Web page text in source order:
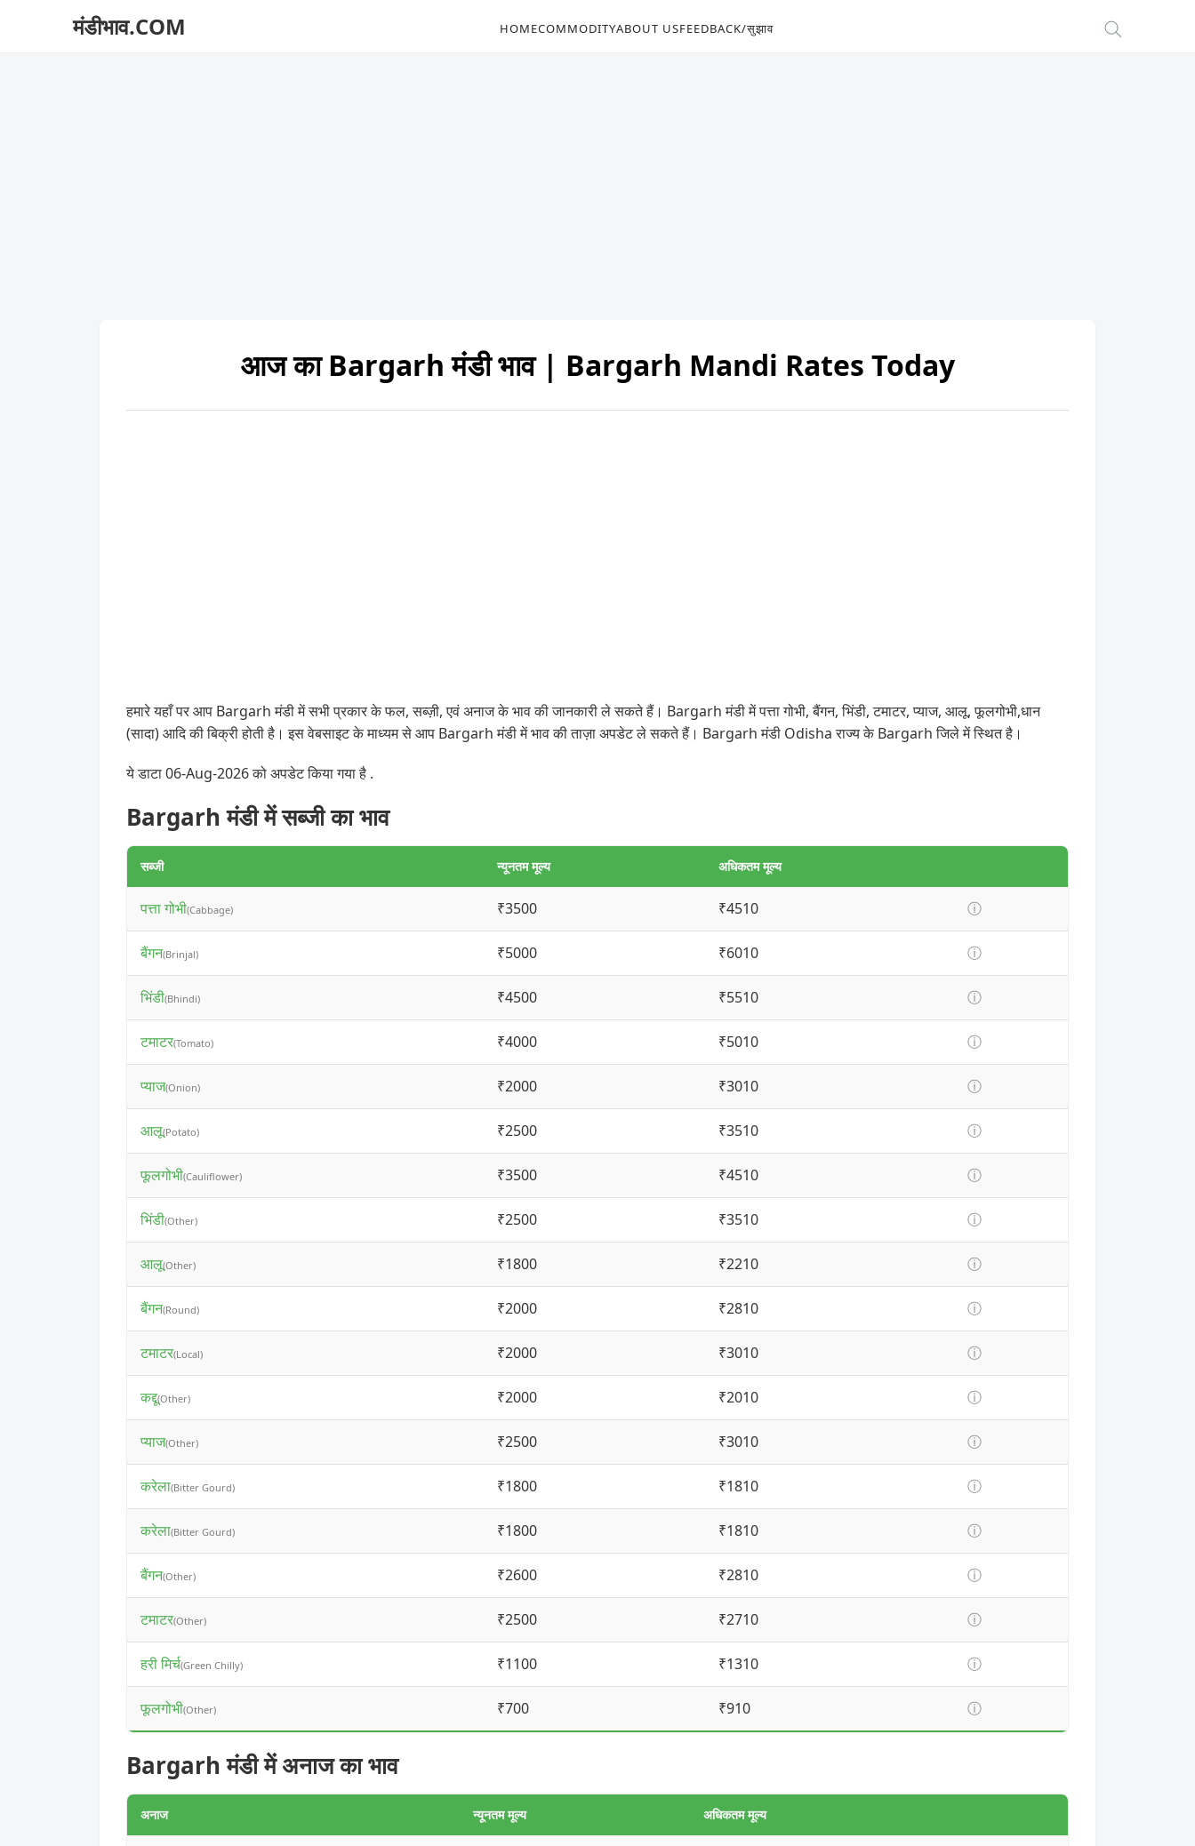
मंडीभाव.COM HOMECOMMODITYABOUT USFEEDBACK/सुझाव
आज का Bargarh मंडी भाव | Bargarh Mandi Rates Today
हमारे यहाँ पर आप Bargarh मंडी में सभी प्रकार के फल, सब्ज़ी, एवं अनाज के भाव की जानकारी ले सकते हैं। Bargarh मंडी में पत्ता गोभी, बैंगन, भिंडी, टमाटर, प्याज, आलू, फूलगोभी,धान
(सादा) आदि की बिक्री होती है। इस वेबसाइट के माध्यम से आप Bargarh मंडी में भाव की ताज़ा अपडेट ले सकते हैं। Bargarh मंडी Odisha राज्य के Bargarh जिले में स्थित है।
ये डाटा 06-Aug-2026 को अपडेट किया गया है .
Bargarh मंडी में सब्जी का भाव
सब्जी न्यूनतम मूल्य अधिकतम मूल्य
पत्ता गोभी(Cabbage) ₹3500 ₹4510 ⓘ
बैंगन(Brinjal) ₹5000 ₹6010 ⓘ
भिंडी(Bhindi) ₹4500 ₹5510 ⓘ
टमाटर(Tomato) ₹4000 ₹5010 ⓘ
प्याज(Onion) ₹2000 ₹3010 ⓘ
आलू(Potato) ₹2500 ₹3510 ⓘ
फूलगोभी(Cauliflower) ₹3500 ₹4510 ⓘ
भिंडी(Other) ₹2500 ₹3510 ⓘ
आलू(Other) ₹1800 ₹2210 ⓘ
बैंगन(Round) ₹2000 ₹2810 ⓘ
टमाटर(Local) ₹2000 ₹3010 ⓘ
कद्दू(Other) ₹2000 ₹2010 ⓘ
प्याज(Other) ₹2500 ₹3010 ⓘ
करेला(Bitter Gourd) ₹1800 ₹1810 ⓘ
करेला(Bitter Gourd) ₹1800 ₹1810 ⓘ
बैंगन(Other) ₹2600 ₹2810 ⓘ
टमाटर(Other) ₹2500 ₹2710 ⓘ
हरी मिर्च(Green Chilly) ₹1100 ₹1310 ⓘ
फूलगोभी(Other) ₹700 ₹910 ⓘ
Bargarh मंडी में अनाज का भाव
अनाज न्यूनतम मूल्य अधिकतम मूल्य